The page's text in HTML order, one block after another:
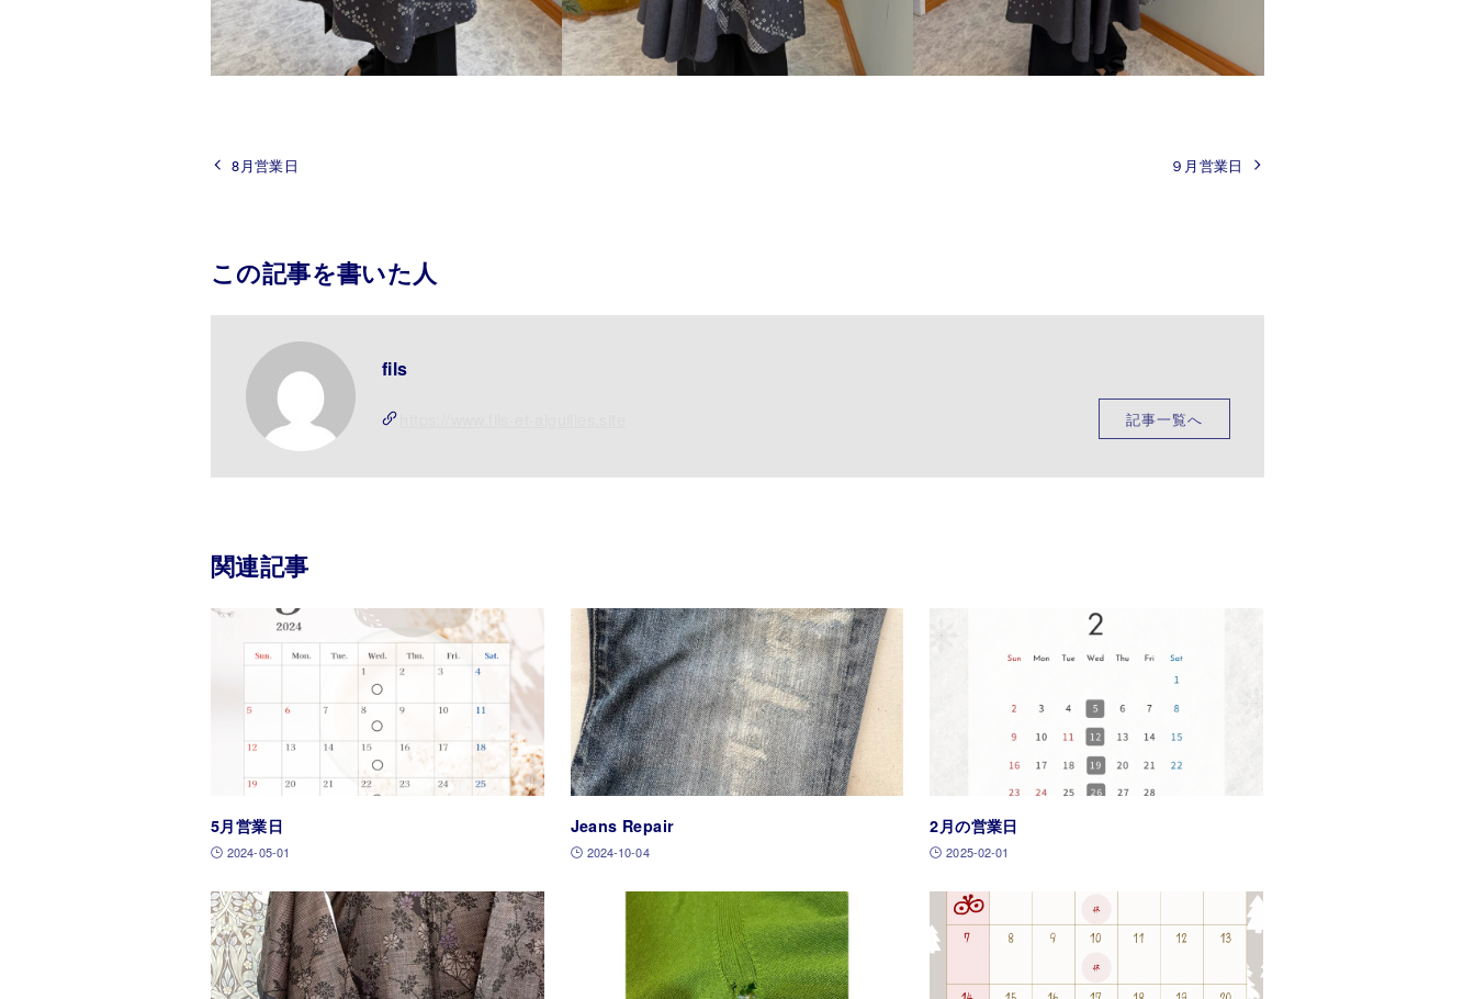
8月営業日 ９月営業日
この記事を書いた人
fils
記事一覧へ
関連記事
5月営業日
2024-05-01
Jeans Repair
2024-10-04
2月の営業日
2025-02-01